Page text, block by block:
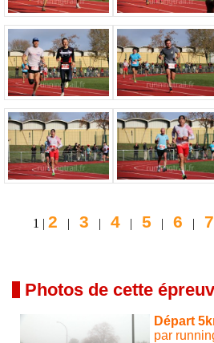
1 | 2 | 3 | 4 | 5 | 6 | 7
Photos de cette
Départ
par